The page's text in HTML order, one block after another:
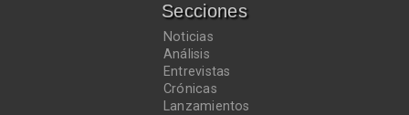
Secciones
Noticias
Análisis
Entrevistas
Crónicas
Lanzamientos